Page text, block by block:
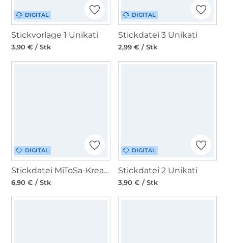
DIGITAL
Stickvorlage 1 Unikati
3,90 € / Stk
DIGITAL
Stickdatei 3 Unikati
2,99 € / Stk
DIGITAL
Stickdatei MiToSa-Kreativ Muschel und Seesterne 10 x 10 cm Folienstick
6,90 € / Stk
DIGITAL
Stickdatei 2 Unikati
3,90 € / Stk